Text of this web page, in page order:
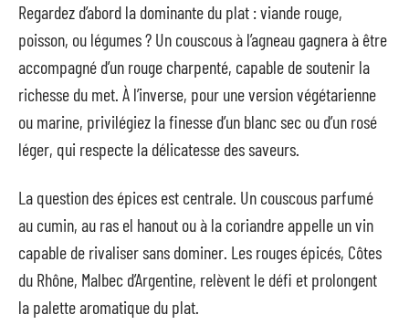
Regardez d’abord la dominante du plat : viande rouge,
poisson, ou légumes ? Un couscous à l’agneau gagnera à être
accompagné d’un rouge charpenté, capable de soutenir la
richesse du met. À l’inverse, pour une version végétarienne
ou marine, privilégiez la finesse d’un blanc sec ou d’un rosé
léger, qui respecte la délicatesse des saveurs.
La question des épices est centrale. Un couscous parfumé
au cumin, au ras el hanout ou à la coriandre appelle un vin
capable de rivaliser sans dominer. Les rouges épicés, Côtes
du Rhône, Malbec d’Argentine, relèvent le défi et prolongent
la palette aromatique du plat.